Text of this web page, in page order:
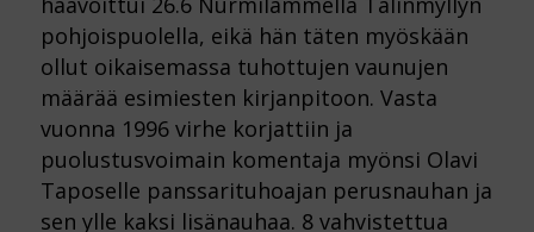
pohjoispuolella, eikä hän täten myöskään
ollut oikaisemassa tuhottujen vaunujen
määrää esimiesten kirjanpitoon. Vasta
vuonna 1996 virhe korjattiin ja
puolustusvoimain komentaja myönsi Olavi
Taposelle panssarituhoajan perusnauhan ja
sen ylle kaksi lisänauhaa. 8 vahvistettua